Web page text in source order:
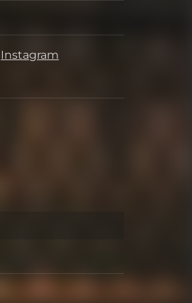
Instagram